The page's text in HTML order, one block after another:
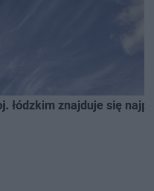
łódzkim znajduje się